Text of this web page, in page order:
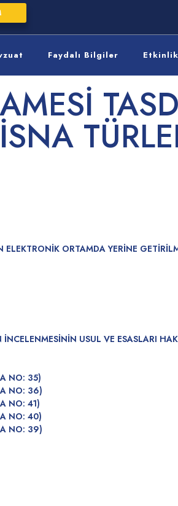
Faydalı Bilgiler
ORTAMDA YERİNE
USUL VE ESASLARI
NO: 35)
NO: 36)
NO: 41)
NO: 40)
NO: 39)